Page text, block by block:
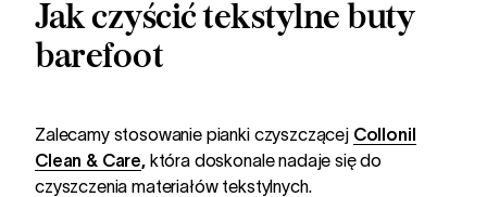
Jak czyścić tekstylne buty
barefoot
Zalecamy stosowanie pianki czyszczącej Collonil
Clean & Care która doskonale nadaje się do
czyszczenia materiałów tekstylnych.